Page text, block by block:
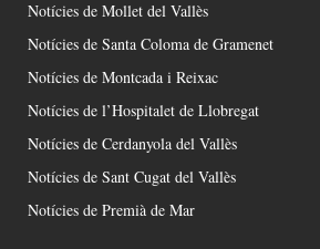
Notícies de Mollet del Vallès
Notícies de Santa Coloma de Gramenet
Notícies de Montcada i Reixac
Notícies de l’Hospitalet de Llobregat
Notícies de Cerdanyola del Vallès
Notícies de Sant Cugat del Vallès
Notícies de Premià de Mar